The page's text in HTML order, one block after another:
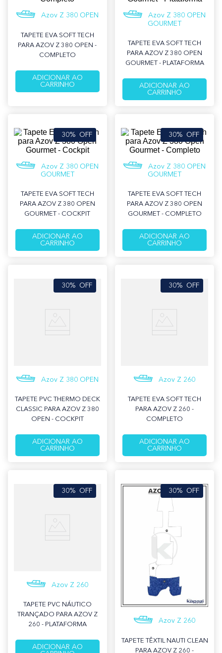
Azov Z 380 OPEN
TAPETE EVA SOFT TECH
PARA AZOV Z 380 OPEN -
COMPLETO
ADICIONAR AO
CARRINHO
Azov Z 380 OPEN
GOURMET
TAPETE EVA SOFT TECH
PARA AZOV Z 380 OPEN
GOURMET - PLATAFORMA
ADICIONAR AO
CARRINHO
30% OFF
Azov Z 380 OPEN
GOURMET
TAPETE EVA SOFT TECH
PARA AZOV Z 380 OPEN
GOURMET - COCKPIT
ADICIONAR AO
CARRINHO
30% OFF
Azov Z 380 OPEN
GOURMET
TAPETE EVA SOFT TECH
PARA AZOV Z 380 OPEN
GOURMET - COMPLETO
ADICIONAR AO
CARRINHO
30% OFF
Azov Z 380 OPEN
TAPETE PVC THERMO DECK
CLASSIC PARA AZOV Z 380
OPEN - COCKPIT
ADICIONAR AO
CARRINHO
30% OFF
Azov Z 260
TAPETE EVA SOFT TECH
PARA AZOV Z 260 -
COMPLETO
ADICIONAR AO
CARRINHO
30% OFF
Azov Z 260
TAPETE PVC NÁUTICO
TRANÇADO PARA AZOV Z
260 - PLATAFORMA
ADICIONAR AO
30% OFF
Azov Z 260
TAPETE TÊXTIL NAUTI CLEAN
PARA AZOV Z 260 -